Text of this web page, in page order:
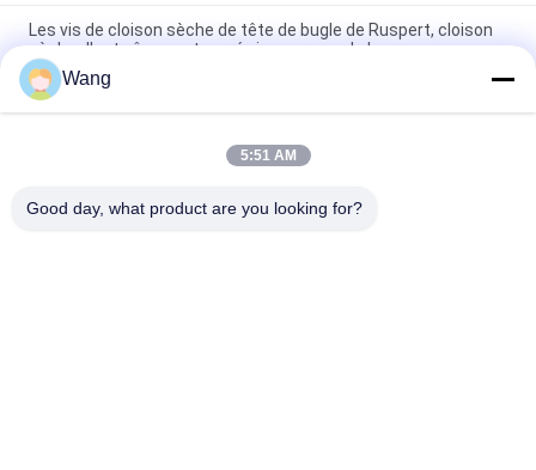
Les vis de cloison sèche de tête de bugle de Ruspert, cloison
sèche d'entraînement carré visse graver de longueur
Les vis de 1 de 1/2 de pouce de bugle cloison sèche de tête,
panneau de particules de gypse visse le gris phosphaté
L'ancre interne de cloison sèche d'entraînement de sortilège
Wang
5:51 AM
Good day, what product are you looking for?